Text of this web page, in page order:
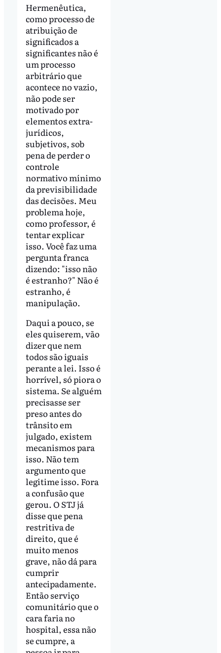
Hermenêutica,
como processo de
atribuição de
significados a
significantes não é
um processo
arbitrário que
acontece no vazio,
não pode ser
motivado por
elementos extra-
jurídicos,
subjetivos, sob
pena de perder o
controle
normativo mínimo
da previsibilidade
das decisões. Meu
problema hoje,
como professor, é
tentar explicar
isso. Você faz uma
pergunta franca
dizendo: "isso não
é estranho?" Não é
estranho, é
manipulação.
Daqui a pouco, se
eles quiserem, vão
dizer que nem
todos são iguais
perante a lei. Isso é
horrível, só piora o
sistema. Se alguém
precisasse ser
preso antes do
trânsito em
julgado, existem
mecanismos para
isso. Não tem
argumento que
legitime isso. Fora
a confusão que
gerou. O STJ já
disse que pena
restritiva de
direito, que é
muito menos
grave, não dá para
cumprir
antecipadamente.
Então serviço
comunitário que o
cara faria no
hospital, essa não
se cumpre, a